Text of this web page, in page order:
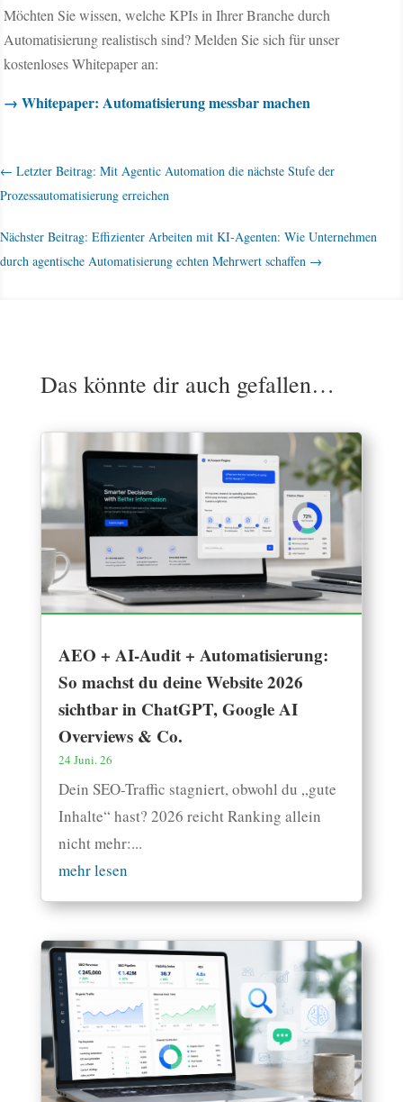
Möchten Sie wissen, welche KPIs in Ihrer Branche durch
Automatisierung realistisch sind? Melden Sie sich für unser
kostenloses Whitepaper an:
→ Whitepaper: Automatisierung messbar machen
← Letzter Beitrag: Mit Agentic Automation die nächste Stufe der
Prozessautomatisierung erreichen
Nächster Beitrag: Effizienter Arbeiten mit KI-Agenten: Wie Unternehmen
durch agentische Automatisierung echten Mehrwert schaffen →
Das könnte dir auch gefallen…
AEO + AI-Audit + Automatisierung:
So machst du deine Website 2026
sichtbar in ChatGPT, Google AI
Overviews & Co.
24 Juni. 26
Dein SEO-Traffic stagniert, obwohl du „gute
Inhalte“ hast? 2026 reicht Ranking allein
nicht mehr:...
mehr lesen